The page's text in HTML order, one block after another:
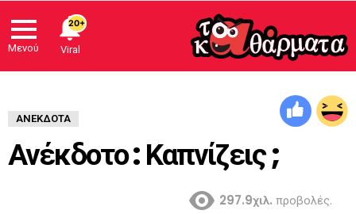
Μενού
ΑΝΈΚΔΟΤΑ
Ανέκδοτο : Καπνίζεις ;
297.9χιλ. προβολές.
20+
Viral